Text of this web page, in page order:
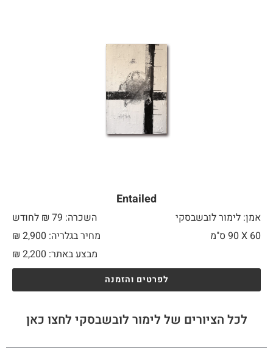
Entailed
אמן: לימור לובשבסקי
השכרה: 79 ₪ לחודש
60 X
מחיר בגלריה: 2,900 ₪
מבצע באתר:
₪ 2,200
לפרטים והזמנה
לכל הציורים של לימור לובשבסקי לחצו כאן